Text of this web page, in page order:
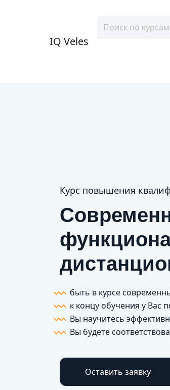
IQ Veles
Курс повышения
быть в курсе
к концу обучения у Вас
Вы научитесь
Вы будете
Оставить заявку